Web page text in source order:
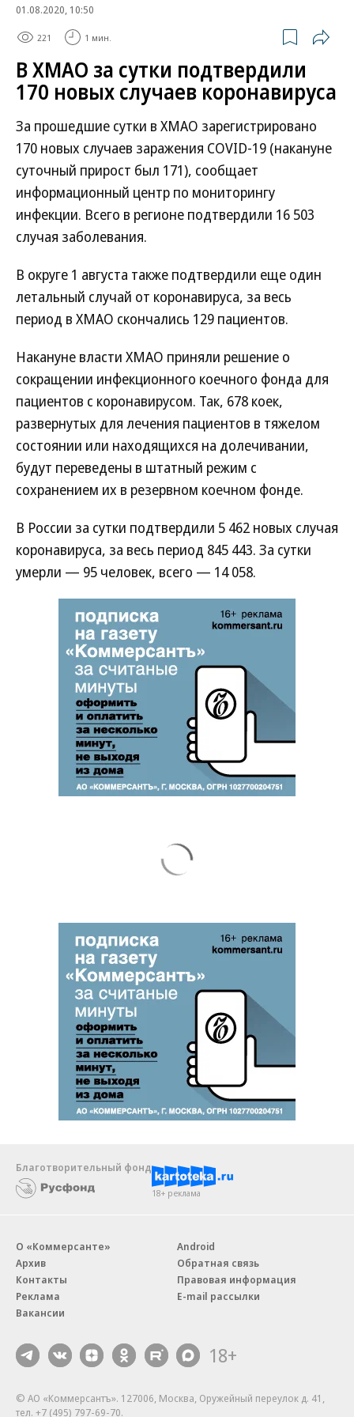
01.08.2020, 10:50
221 1 мин.
В ХМАО за сутки подтвердили
170 новых случаев коронавируса
За прошедшие сутки в ХМАО зарегистрировано
170 новых случаев заражения COVID-19 (накануне
суточный прирост был 171), сообщает
информационный центр по мониторингу
инфекции. Всего в регионе подтвердили 16 503
случая заболевания.
В округе 1 августа также подтвердили еще один
летальный случай от коронавируса, за весь
период в ХМАО скончались 129 пациентов.
Накануне власти ХМАО приняли решение о
сокращении инфекционного коечного фонда для
пациентов с коронавирусом. Так, 678 коек,
развернутых для лечения пациентов в тяжелом
состоянии или находящихся на долечивании,
будут переведены в штатный режим с
сохранением их в резервном коечном фонде.
В России за сутки подтвердили 5 462 новых случая
коронавируса, за весь период 845 443. За сутки
умерли — 95 человек, всего — 14 058.
Благотворительный фонд
18+ реклама
О «Коммерсанте»
Архив
Контакты
Реклама
Вакансии
Android
Обратная связь
Правовая информация
E-mail рассылки
18+
© АО «Коммерсантъ». 127006, Москва, Оружейный переулок д. 41,
тел. +7 (495) 797-69-70.